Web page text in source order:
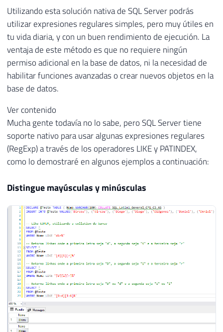
Utilizando esta solución nativa de SQL Server podrás
utilizar expresiones regulares simples, pero muy útiles en
tu vida diaria, y con un buen rendimiento de ejecución. La
ventaja de este método es que no requiere ningún
permiso adicional en la base de datos, ni la necesidad de
habilitar funciones avanzadas o crear nuevos objetos en la
base de datos.
Ver contenido
Mucha gente todavía no lo sabe, pero SQL Server tiene
soporte nativo para usar algunas expresiones regulares
(RegExp) a través de los operadores LIKE y PATINDEX,
como lo demostraré en algunos ejemplos a continuación:
Distingue mayúsculas y minúsculas